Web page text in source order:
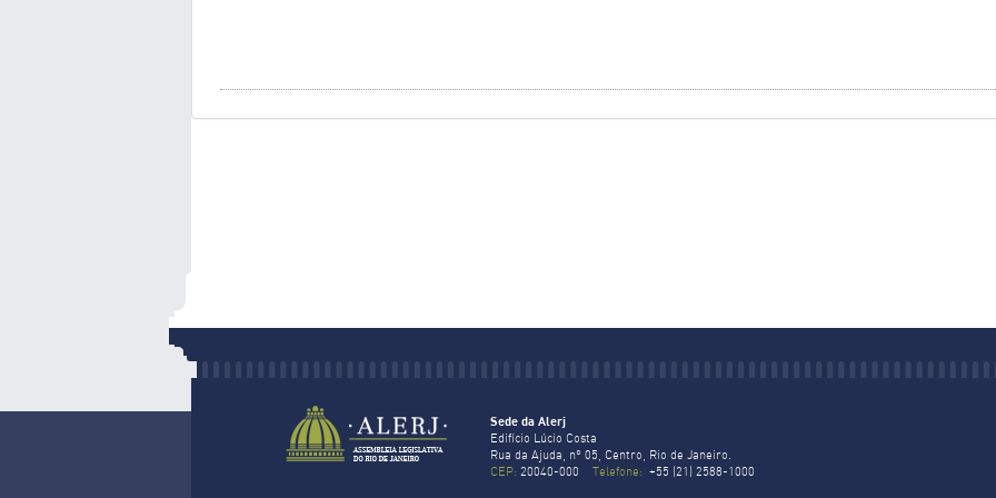
Sede da Alerj
Edifício Lúcio Costa
Rua da Ajuda, nº 05, Centro, Rio de Janeiro.
CEP: 20040-000 Telefone: +55 (21) 2588-1000